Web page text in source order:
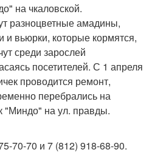
на чкаловской.
разноцветные амадины,
и вьюрки, которые кормятся,
среди зарослей
посетителей. С 1 апреля
проводится ремонт,
перебрались на
"Миндо" на ул. правды.
70-70 и 7 (812) 918-68-90.